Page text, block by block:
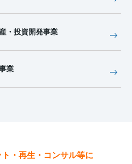
・投資開発事業
業
ト・再生・コンサル等に